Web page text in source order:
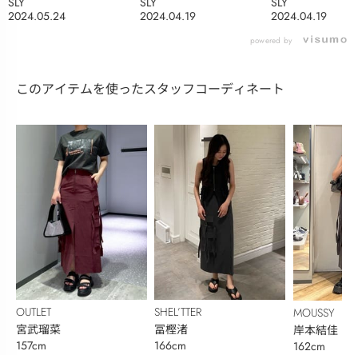
2024.05.24
2024.04.19
2024.04.19
powered by
このアイテムを使ったスタッフコーディネート
OUTLET
宮武瑠菜
157cm
SHEL’TTER
冨樫渚
166cm
MOUSSY
岸本結佳
162cm